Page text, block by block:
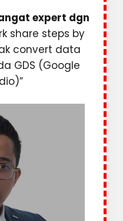
expert dgn
share steps by
convert data
GDS (Google